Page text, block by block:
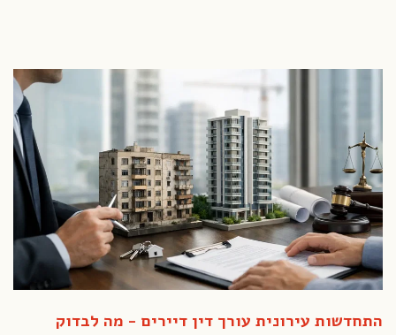
התחדשות עירונית עורך דין דיירים - מה לבדוק